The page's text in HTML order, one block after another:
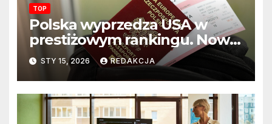
TOP
Polska wyprzedza USA w
prestiżowym rankingu. Nowy
układ sił na świecie?
STY 15, 2026 REDAKCJA